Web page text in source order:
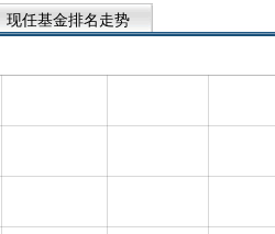
现任基金排名走势